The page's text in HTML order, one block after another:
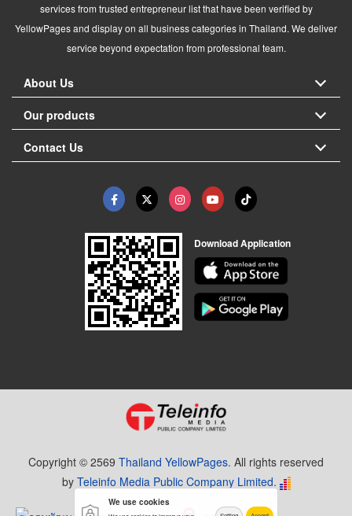
services from trusted entrepreneur list that have been verified by
YellowPages and display on all business categories in Thailand. We deliver
service beyond expectation from professional team.
About Us
Our products
Contact Us
Download Application
Copyright © 2569 Thailand YellowPages. All rights reserved
by Teleinfo Media Public Company Limited.
We use cookies